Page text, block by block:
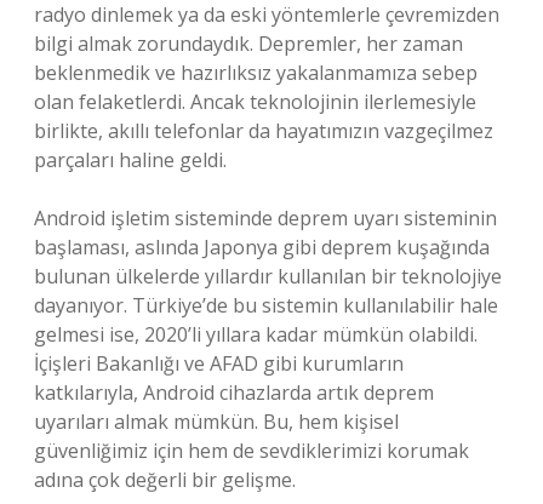
radyo dinlemek ya da eski yöntemlerle çevremizden
bilgi almak zorundaydık. Depremler, her zaman
beklenmedik ve hazırlıksız yakalanmamıza sebep
olan felaketlerdi. Ancak teknolojinin ilerlemesiyle
birlikte, akıllı telefonlar da hayatımızın vazgeçilmez
parçaları haline geldi.
Android işletim sisteminde deprem uyarı sisteminin
başlaması, aslında Japonya gibi deprem kuşağında
bulunan ülkelerde yıllardır kullanılan bir teknolojiye
dayanıyor. Türkiye’de bu sistemin kullanılabilir hale
gelmesi ise, 2020’li yıllara kadar mümkün olabildi.
İçişleri Bakanlığı ve AFAD gibi kurumların
katkılarıyla, Android cihazlarda artık deprem
uyarıları almak mümkün. Bu, hem kişisel
güvenliğimiz için hem de sevdiklerimizi korumak
adına çok değerli bir gelişme.